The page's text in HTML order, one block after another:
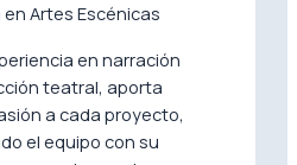
Artes Escénicas
en narración
teatral, aporta
a cada proyecto,
el equipo con su